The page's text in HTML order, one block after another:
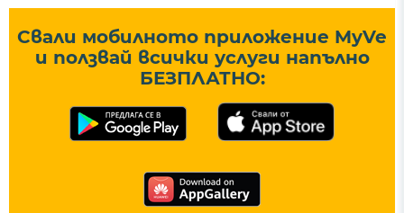
Свали мобилното приложение MyVe
и ползвай всички услуги напълно
БЕЗПЛАТНО: